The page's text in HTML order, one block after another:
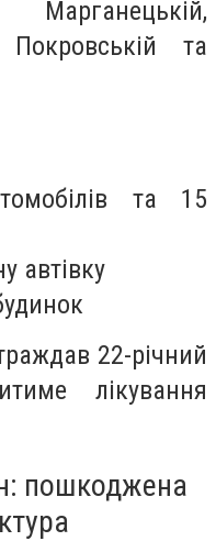
Покровській та
та 15
автівку
22-річний
лікування
пошкоджена